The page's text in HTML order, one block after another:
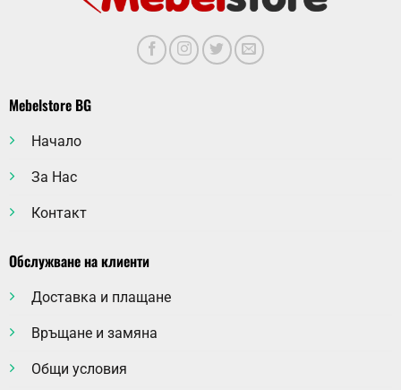
Mebelstore BG
Начало
За Нас
Контакт
Обслужване на клиенти
Доставка и плащане
Връщане и замяна
Общи условия